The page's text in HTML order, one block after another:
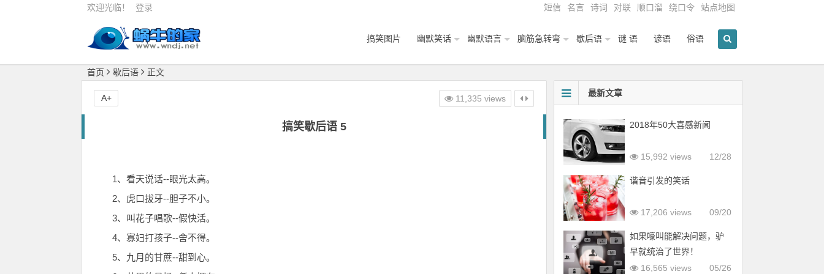
欢迎光临！ 登录 短信 名言 诗词 对联 顺口溜 绕口令 站点地图
搞笑图片 幽默笑话 幽默语言 脑筋急转弯 歇后语 谜 语 谚语 俗语
首页 歇后语 正文
搞笑歇后语 5
1、看天说话--眼光太高。
2、虎口拔牙--胆子不小。
3、叫花子唱歌--假快活。
4、寡妇打孩子--舍不得。
5、九月的甘蔗--甜到心。
11,335 views
A+ 最新文章
2018年50大喜感新闻
12/28
15,992 views
谐音引发的笑话
09/20
17,206 views
如果嚎叫能解决问题，驴
早就统治了世界！
05/26
16,565 views